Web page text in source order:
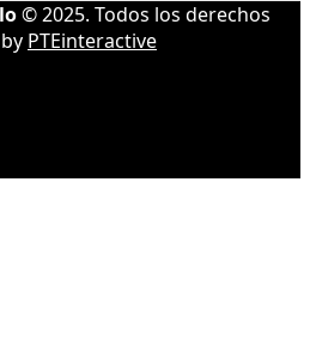
© 2025. Todos los derechos
PTEinteractive